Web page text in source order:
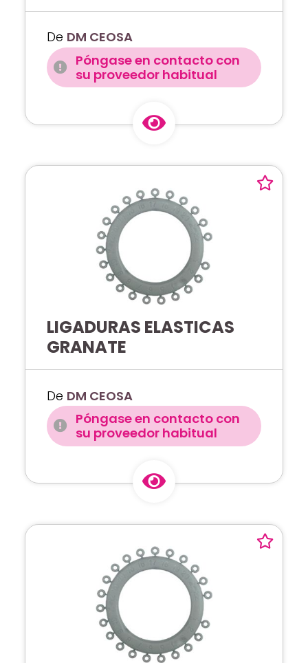
De DM CEOSA
Póngase en contacto con
su proveedor habitual
LIGADURAS ELASTICAS
GRANATE
De DM CEOSA
Póngase en contacto con
su proveedor habitual